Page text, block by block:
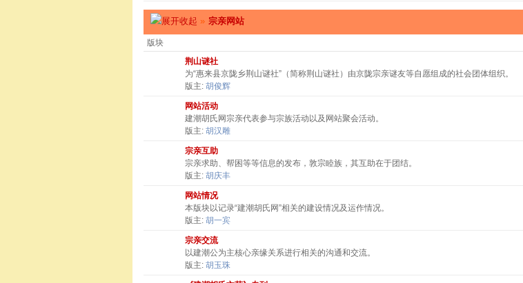
» 宗亲网站
版块
荆山谜社
为“惠来县京陇乡荆山谜社”（简称荆山谜社）由京陇宗亲谜友等自愿组成的社会团体组织。
版主: 胡俊辉
网站活动
建潮胡氏网宗亲代表参与宗族活动以及网站聚会活动。
版主: 胡汉雕
宗亲互助
宗亲求助、帮困等等信息的发布，敦宗睦族，其互助在于团结。
版主: 胡庆丰
网站情况
本版块以记录“建潮胡氏网”相关的建设情况及运作情况。
版主: 胡一宾
宗亲交流
以建潮公为主核心亲缘关系进行相关的沟通和交流。
版主: 胡玉珠